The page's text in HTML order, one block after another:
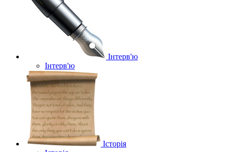
Інтерв'ю
Інтерв'ю
Історія